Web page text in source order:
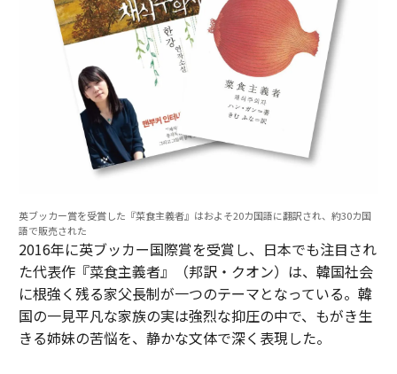
英ブッカー賞を受賞した『菜食主義者』はおよそ20カ国語に翻訳され、約30カ国
語で販売された
2016年に英ブッカー国際賞を受賞し、日本でも注目され
た代表作『菜食主義者』（邦訳・クオン）は、韓国社会
に根強く残る家父長制が一つのテーマとなっている。韓
国の一見平凡な家族の実は強烈な抑圧の中で、もがき生
きる姉妹の苦悩を、静かな文体で深く表現した。